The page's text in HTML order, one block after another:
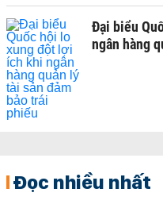
Đại biểu
ngân hàng
Đọc nhiều nhất